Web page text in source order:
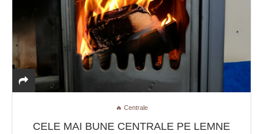
🔥 Centrale
CELE MAI BUNE CENTRALE PE LEMNE